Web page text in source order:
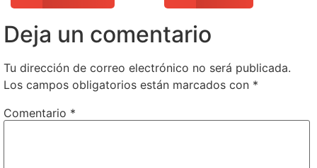
Deja un comentario
Tu dirección de correo electrónico no será publicada.
Los campos obligatorios están marcados con *
Comentario *